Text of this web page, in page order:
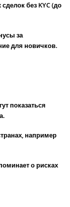
без KYC (до
за
для новичков.
показаться
например
о рисках